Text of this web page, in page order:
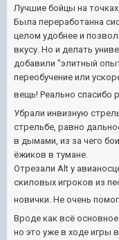
Лучшие бойцы на
Была переработанна
целом удобнее и
вкусу. Но и делать
добавили "элитный
переобучение или
вещь! Реально спасибо
Убрали инвизную
стрельбе, равно
в дымами, из за чего
ёжиков в тумане.
Отрезали Alt у
скиловых игроков из
новички. Не очень
Вроде как всё
но это уже в ходе игры